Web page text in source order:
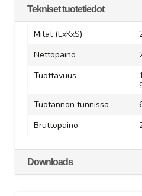
Tekniset tuotetiedot
Mitat (LxKxS)
Nettopaino
Tuottavuus
Tuotannon tunnissa
Bruttopaino
Downloads